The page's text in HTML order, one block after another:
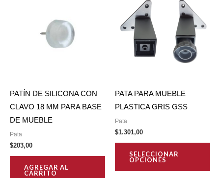
PATÍN DE SILICONA CON
CLAVO 18 MM PARA BASE
DE MUEBLE
Pata
$203,00
AGREGAR AL
CARRITO
PATA PARA MUEBLE
PLASTICA GRIS GSS
Pata
$1.301,00
SELECCIONAR
OPCIONES